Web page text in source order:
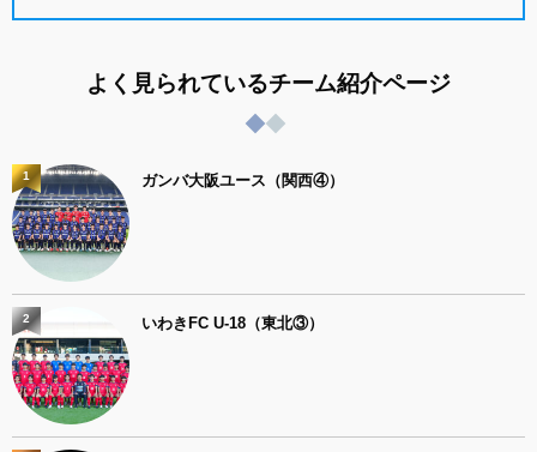
よく見られているチーム紹介ページ
ガンバ大阪ユース（関西④）
1
いわきFC U-18（東北③）
2